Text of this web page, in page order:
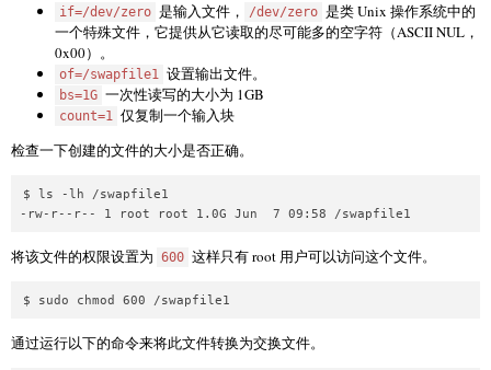
if=/dev/zero 是输入文件， /dev/zero 是类 Unix 操作系统中的
一个特殊文件，它提供从它读取的尽可能多的空字符（ASCII NUL，
0x00）。
of=/swapfile1 设置输出文件。
bs=1G 一次性读写的大小为 1GB
count=1 仅复制一个输入块
检查一下创建的文件的大小是否正确。
$ ls -lh /swapfile1
将该文件的权限设置为 600 这样只有 root 用户可以访问这个文件。
通过运行以下的命令来将此文件转换为交换文件。